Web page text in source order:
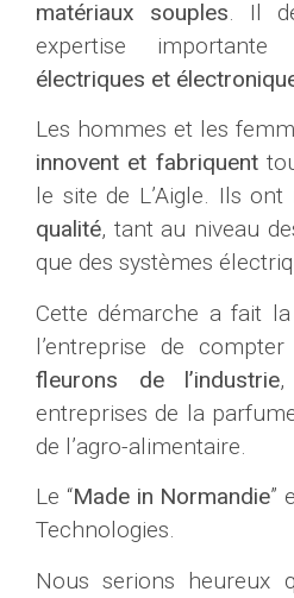
matériaux souples. Il
expertise
électriques et
Les hommes et les
innovent et fabriquent
le site de L’Aigle. Ils
qualité, tant au niveau
que des systèmes
Cette démarche a fait
l’entreprise de
fleurons de l’industrie,
entreprises de la
de l’agro-alimentaire.
Le “Made in Normandie”
Technologies.
Nous serions heureux